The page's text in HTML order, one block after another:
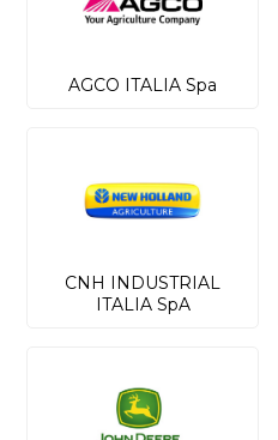
AGCO ITALIA Spa
CNH INDUSTRIAL
ITALIA SpA